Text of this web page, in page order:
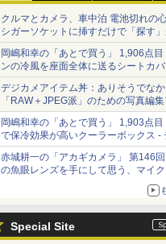
クルマとカメラ、車中泊 電池切れの
シガーソケットに挿すだけで「探す
スマートタグ - デジカメ Watch
岡嶋和幸の「あとで買う」 1,906点目
ンの冷風を座面全体に送るシートカ
カメ Watch
デジカメアイテム丼：ありそうでなか
「RAW＋JPEG派」のための写真編
カメラデフォルトのJPEGを大切にす
「Filmator」
岡嶋和幸の「あとで買う」 1,903点目
で保冷効果が高いクーラーボックス -
Watch
赤城耕一の「アカギカメラ」 第146
の魚眼レンズを手にして思う、マイ
Special Site